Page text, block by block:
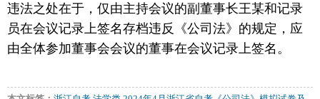
违法之处在于，仅由主持会议的副董事长王某和记录
员在会议记录上签名存档违反《公司法》的规定，应
由全体参加董事会会议的董事在会议记录上签名。